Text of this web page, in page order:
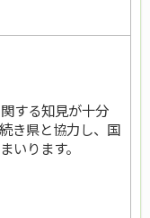
する知見が十分
き県と協力し、国
いります。